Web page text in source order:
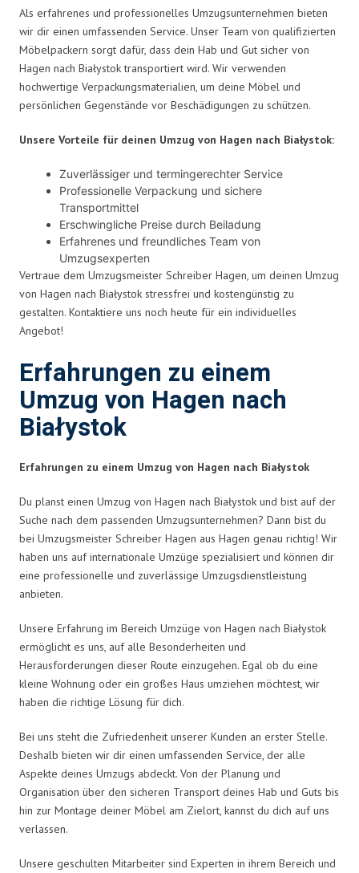
Als erfahrenes und professionelles Umzugsunternehmen bieten
wir dir einen umfassenden Service. Unser Team von qualifizierten
Möbelpackern sorgt dafür, dass dein Hab und Gut sicher von
Hagen nach Białystok transportiert wird. Wir verwenden
hochwertige Verpackungsmaterialien, um deine Möbel und
persönlichen Gegenstände vor Beschädigungen zu schützen.
Unsere Vorteile für deinen Umzug von Hagen nach Białystok:
Zuverlässiger und termingerechter Service
Professionelle Verpackung und sichere
Transportmittel
Erschwingliche Preise durch Beiladung
Erfahrenes und freundliches Team von
Umzugsexperten
Vertraue dem Umzugsmeister Schreiber Hagen, um deinen Umzug
von Hagen nach Białystok stressfrei und kostengünstig zu
gestalten. Kontaktiere uns noch heute für ein individuelles
Angebot!
Erfahrungen zu einem
Umzug von Hagen nach
Białystok
Erfahrungen zu einem Umzug von Hagen nach Białystok
Du planst einen Umzug von Hagen nach Białystok und bist auf der
Suche nach dem passenden Umzugsunternehmen? Dann bist du
bei Umzugsmeister Schreiber Hagen aus Hagen genau richtig! Wir
haben uns auf internationale Umzüge spezialisiert und können dir
eine professionelle und zuverlässige Umzugsdienstleistung
anbieten.
Unsere Erfahrung im Bereich Umzüge von Hagen nach Białystok
ermöglicht es uns, auf alle Besonderheiten und
Herausforderungen dieser Route einzugehen. Egal ob du eine
kleine Wohnung oder ein großes Haus umziehen möchtest, wir
haben die richtige Lösung für dich.
Bei uns steht die Zufriedenheit unserer Kunden an erster Stelle.
Deshalb bieten wir dir einen umfassenden Service, der alle
Aspekte deines Umzugs abdeckt. Von der Planung und
Organisation über den sicheren Transport deines Hab und Guts bis
hin zur Montage deiner Möbel am Zielort, kannst du dich auf uns
verlassen.
Unsere geschulten Mitarbeiter sind Experten in ihrem Bereich und